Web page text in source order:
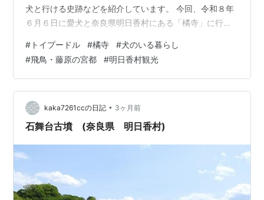
犬と行ける史跡などを紹介しています。 今回、令和８年
６月６日に愛犬と奈良県明日香村にある「橘寺」に行っ
世界遺産候補「飛鳥・藤原の宮都」の１９構成資産の一
つでもあります。 みなさまが、橘寺に訪問する前の手助
けになれば幸いです。 なお、橘寺周辺での犬のマナーは
必須です。 １ おすすめポイントなど （１）聖徳太子生
誕伝承の地 橘寺は、聖徳太子（厩戸皇子）が574年に誕
生したと伝えられる「橘宮」の…
# トイプードル #橘寺 #犬のいる暮らし
#飛鳥・藤原の宮都 #明日香村観光
kaka7261ccの日記 • 3ヶ月前
石舞台古墳 (奈良県 明日香村)